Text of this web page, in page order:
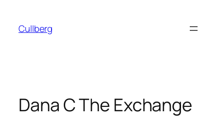
innehåll
Cullberg
Dana C The Exchange